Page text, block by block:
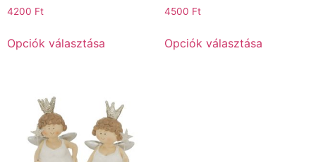
4200 Ft
Opciók választása
4500 Ft
Opciók választása